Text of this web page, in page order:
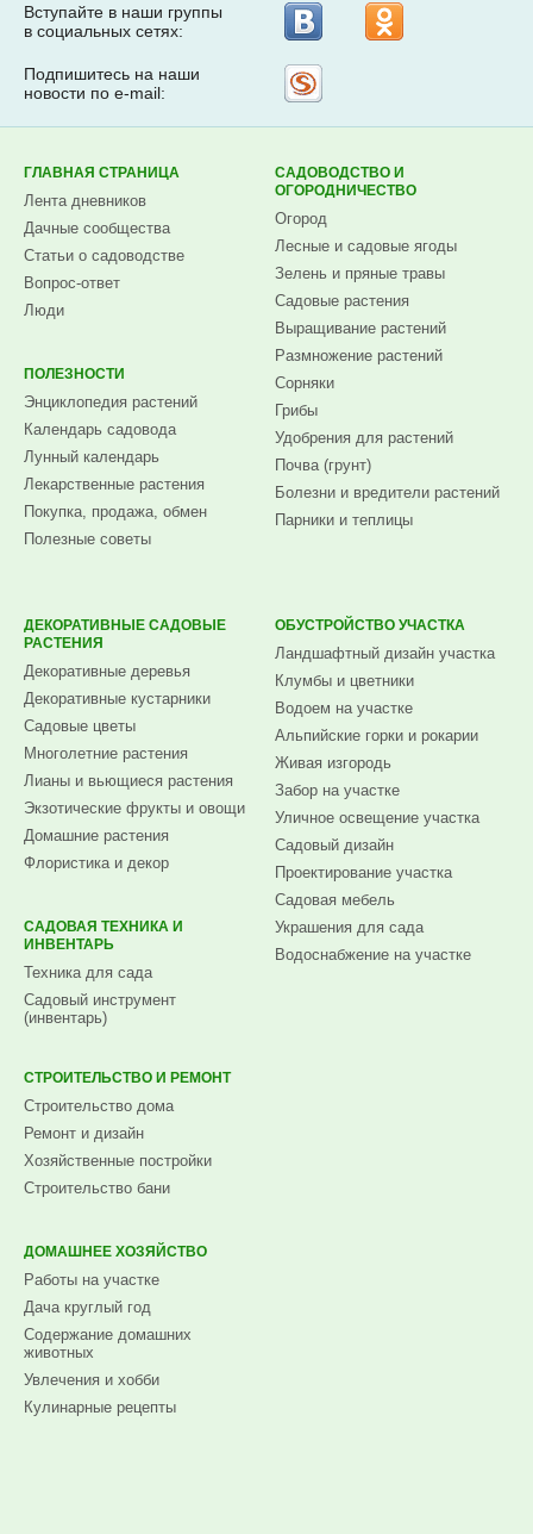
Вступайте в наши группы
в социальных сетях:
Подпишитесь на наши
новости по e-mail:
ГЛАВНАЯ СТРАНИЦА
Лента дневников
Дачные сообщества
Статьи о садоводстве
Вопрос-ответ
Люди
ПОЛЕЗНОСТИ
Энциклопедия растений
Календарь садовода
Лунный календарь
Лекарственные растения
Покупка, продажа, обмен
Полезные советы
САДОВОДСТВО И
ОГОРОДНИЧЕСТВО
Огород
Лесные и садовые ягоды
Зелень и пряные травы
Садовые растения
Выращивание растений
Размножение растений
Сорняки
Грибы
Удобрения для растений
Почва (грунт)
Болезни и вредители растений
Парники и теплицы
ДЕКОРАТИВНЫЕ САДОВЫЕ
РАСТЕНИЯ
Декоративные деревья
Декоративные кустарники
Садовые цветы
Многолетние растения
Лианы и вьющиеся растения
Экзотические фрукты и овощи
Домашние растения
Флористика и декор
САДОВАЯ ТЕХНИКА И
ИНВЕНТАРЬ
Техника для сада
Садовый инструмент
(инвентарь)
ОБУСТРОЙСТВО УЧАСТКА
Ландшафтный дизайн участка
Клумбы и цветники
Водоем на участке
Альпийские горки и рокарии
Живая изгородь
Забор на участке
Уличное освещение участка
Садовый дизайн
Проектирование участка
Садовая мебель
Украшения для сада
Водоснабжение на участке
СТРОИТЕЛЬСТВО И РЕМОНТ
Строительство дома
Ремонт и дизайн
Хозяйственные постройки
Строительство бани
ДОМАШНЕЕ ХОЗЯЙСТВО
Работы на участке
Дача круглый год
Содержание домашних
животных
Увлечения и хобби
Кулинарные рецепты